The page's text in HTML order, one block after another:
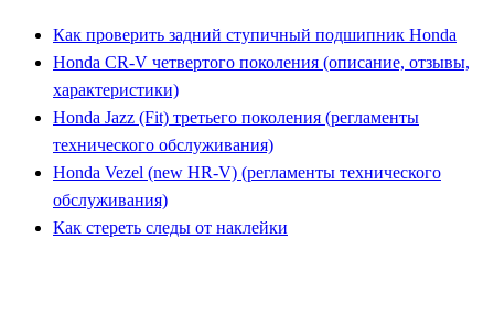
Как проверить задний ступичный подшипник Honda
Honda CR-V четвертого поколения (описание, отзывы,
характеристики)
Honda Jazz (Fit) третьего поколения (регламенты
технического обслуживания)
Honda Vezel (new HR-V) (регламенты технического
обслуживания)
Как стереть следы от наклейки